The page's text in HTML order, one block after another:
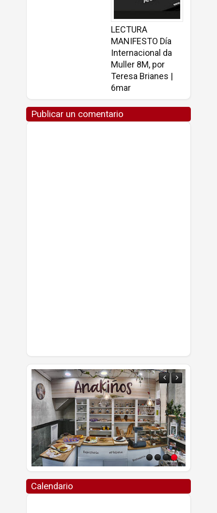
LECTURA
MANIFESTO Día
Internacional da
Muller 8M, por
Teresa Brianes |
6mar
Publicar un comentario
Calendario